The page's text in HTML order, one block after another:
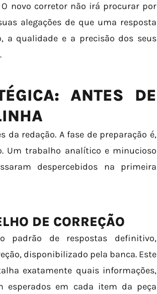
novo corretor não irá procurar por
alegações de que uma resposta
a qualidade e a precisão dos seus
ANTES DE
redação. A fase de preparação é,
Um trabalho analítico e minucioso
despercebidos na primeira
DE CORREÇÃO
padrão de respostas definitivo,
disponibilizado pela banca. Este
exatamente quais informações,
esperados em cada item da peça